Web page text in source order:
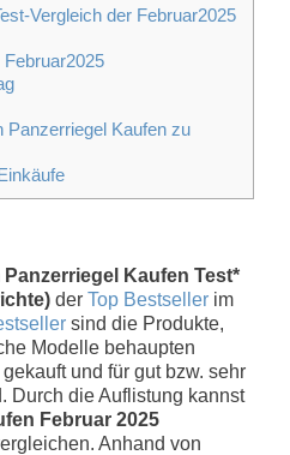
Vergleich der Februar2025
Februar2025
Panzerriegel Kaufen zu
Panzerriegel Kaufen Test*
der Top Bestseller im
sind die Produkte,
Modelle behaupten
und für gut bzw. sehr
Durch die Auflistung kannst
Februar 2025
Anhand von